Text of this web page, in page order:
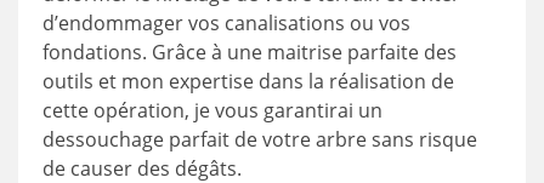
d’endommager vos canalisations ou vos
fondations. Grâce à une maitrise parfaite des
outils et mon expertise dans la réalisation de
cette opération, je vous garantirai un
dessouchage parfait de votre arbre sans risque
de causer des dégâts.